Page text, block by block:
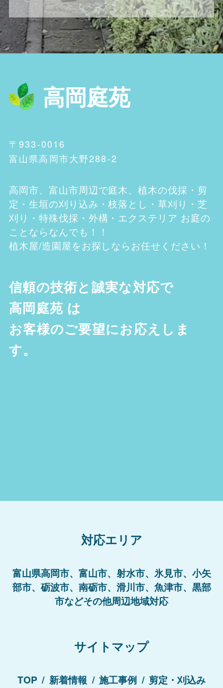
高岡庭苑
〒933-0016
富山県高岡市大野288-2
高岡市、富山市周辺で庭木、植木の伐採・剪
定・生垣の刈り込み・枝落とし・草刈り・芝
刈り・特殊伐採・外構・エクステリア お庭の
ことならなんでも！！
植木屋/造園屋をお探しならお任せください！
信頼の技術と誠実な対応で
高岡庭苑 は
お客様のご要望にお応えしま
す。
対応エリア
富山県高岡市、富山市、射水市、氷見市、小矢
部市、砺波市、南砺市、滑川市、魚津市、黒部
市などその他周辺地域対応
サイトマップ
TOP 新着情報 施工事例
剪定・刈込み